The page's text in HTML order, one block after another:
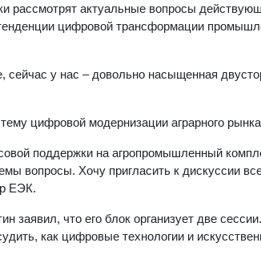
рассмотрят актуальные вопросы
цифровой трансформации
у нас – довольно насыщенная
цифровой модернизации аграрного
поддержки на агропромышленный
вопросы. Хочу пригласить к дискуссии
ЕЭК.
что его блок организует две
как цифровые технологии и